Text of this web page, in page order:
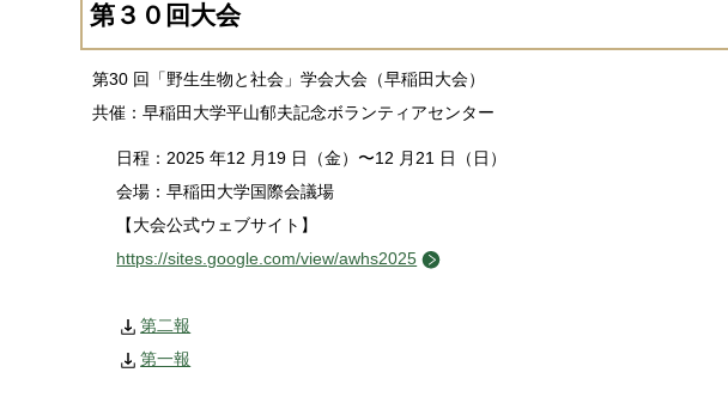
第３０回大会
第30 回「野生生物と社会」学会大会（早稲田大会）
共催：早稲田大学平山郁夫記念ボランティアセンター
日程：2025 年12 月19 ⽇（⾦）〜12 月21 ⽇（⽇）
会場：早稲田大学国際会議場
【大会公式ウェブサイト】
https://sites.google.com/view/awhs2025
第二報
第一報